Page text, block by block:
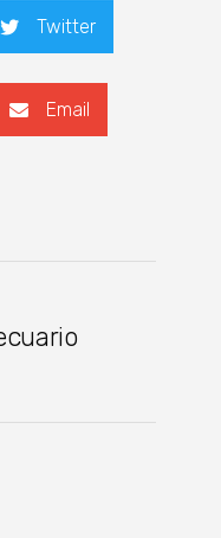
Twitter
Email